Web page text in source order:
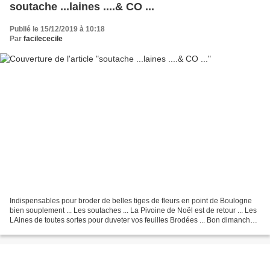
soutache ...laines ....& CO ...
Publié le 15/12/2019 à 10:18
Par facilececile
Indispensables pour broder de belles tiges de fleurs en point de Boulogne
bien souplement ... Les soutaches ... La Pivoine de Noël est de retour ... Les
LAines de toutes sortes pour duveter vos feuilles Brodées ... Bon dimanche